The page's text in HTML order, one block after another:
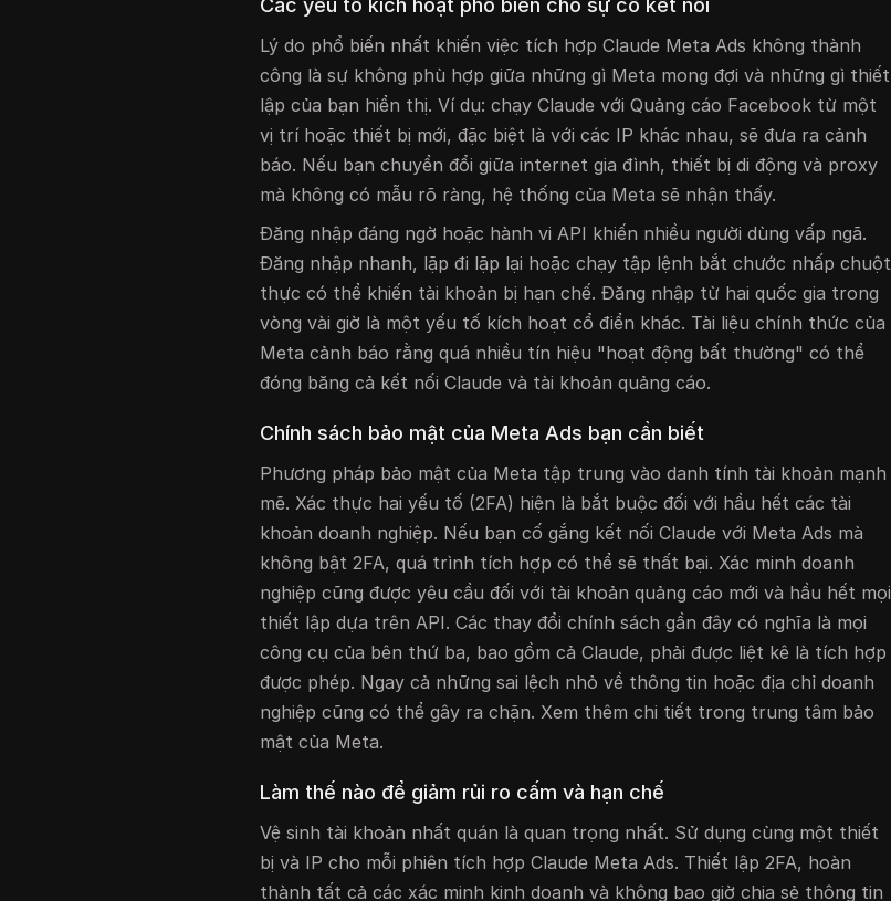
Các yếu tố kích hoạt phổ biến cho sự cố kết nối
Lý do phổ biến nhất khiến việc tích hợp Claude Meta Ads không thành
công là sự không phù hợp giữa những gì Meta mong đợi và những gì thiết
lập của bạn hiển thị. Ví dụ: chạy Claude với Quảng cáo Facebook từ một
vị trí hoặc thiết bị mới, đặc biệt là với các IP khác nhau, sẽ đưa ra cảnh
báo. Nếu bạn chuyển đổi giữa internet gia đình, thiết bị di động và proxy
mà không có mẫu rõ ràng, hệ thống của Meta sẽ nhận thấy.
Đăng nhập đáng ngờ hoặc hành vi API khiến nhiều người dùng vấp ngã.
Đăng nhập nhanh, lặp đi lặp lại hoặc chạy tập lệnh bắt chước nhấp chuột
thực có thể khiến tài khoản bị hạn chế. Đăng nhập từ hai quốc gia trong
vòng vài giờ là một yếu tố kích hoạt cổ điển khác. Tài liệu chính thức của
Meta cảnh báo rằng quá nhiều tín hiệu "hoạt động bất thường" có thể
đóng băng cả kết nối Claude và tài khoản quảng cáo.
Chính sách bảo mật của Meta Ads bạn cần biết
Phương pháp bảo mật của Meta tập trung vào danh tính tài khoản mạnh
mẽ. Xác thực hai yếu tố (2FA) hiện là bắt buộc đối với hầu hết các tài
khoản doanh nghiệp. Nếu bạn cố gắng kết nối Claude với Meta Ads mà
không bật 2FA, quá trình tích hợp có thể sẽ thất bại. Xác minh doanh
nghiệp cũng được yêu cầu đối với tài khoản quảng cáo mới và hầu hết mọi
thiết lập dựa trên API. Các thay đổi chính sách gần đây có nghĩa là mọi
công cụ của bên thứ ba, bao gồm cả Claude, phải được liệt kê là tích hợp
được phép. Ngay cả những sai lệch nhỏ về thông tin hoặc địa chỉ doanh
nghiệp cũng có thể gây ra chặn. Xem thêm chi tiết trong trung tâm bảo
mật của Meta.
Làm thế nào để giảm rủi ro cấm và hạn chế
Vệ sinh tài khoản nhất quán là quan trọng nhất. Sử dụng cùng một thiết
bị và IP cho mỗi phiên tích hợp Claude Meta Ads. Thiết lập 2FA, hoàn
thành tất cả các xác minh kinh doanh và không bao giờ chia sẻ thông tin